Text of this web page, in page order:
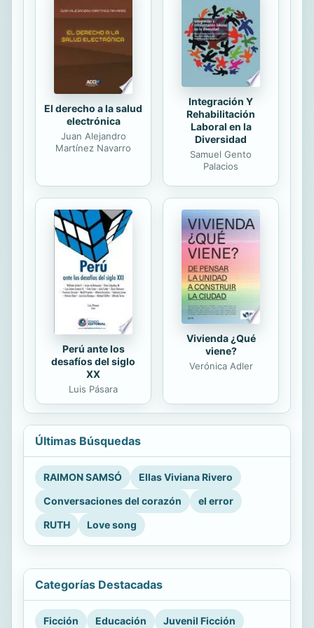
son cruciales para el mantenimiento
de los sistemas políticos. Por ello no
debe extrañar la afirmación tan
repetida de que las democracias...
El derecho a la salud
electrónica
Juan Alejandro
Martínez Navarro
Integración Y
Rehabilitación
Laboral en la
Diversidad
Samuel Gento
Palacios
Perú ante los
desafíos del siglo
XX
Luis Pásara
Vivienda ¿Qué
viene?
Verónica Adler
Últimas Búsquedas
RAIMON SAMSÓ
Ellas Viviana Rivero
Conversaciones del corazón
el error
RUTH
Love song
Categorías Destacadas
Ficción Educación Juvenil Ficción